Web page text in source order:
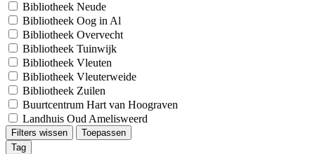
Bibliotheek Neude
Bibliotheek Oog in Al
Bibliotheek Overvecht
Bibliotheek Tuinwijk
Bibliotheek Vleuten
Bibliotheek Vleuterweide
Bibliotheek Zuilen
Buurtcentrum Hart van Hoograven
Landhuis Oud Amelisweerd
Filters wissen
Toepassen
Tag